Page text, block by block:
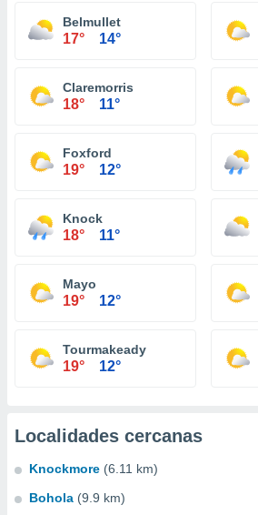
Belmullet
17° 14°
Claremorris
18° 11°
Foxford
19° 12°
Knock
18° 11°
Mayo
19° 12°
Tourmakeady
19° 12°
Localidades cercanas
Knockmore (6.11 km)
Bohola (9.9 km)